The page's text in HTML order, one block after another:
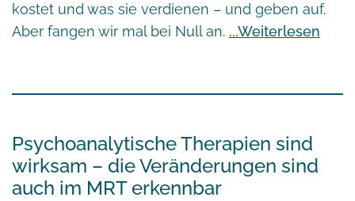
kostet und was sie verdienen – und geben auf.
Aber fangen wir mal bei Null an.
Weiterlesen
Psychoanalytische Therapien sind
wirksam – die Veränderungen sind
auch im MRT erkennbar